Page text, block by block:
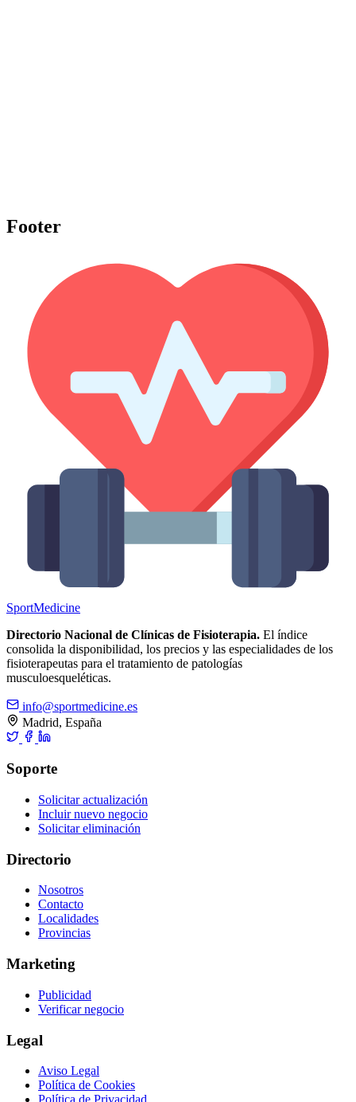
Footer
SportMedicine
Directorio Nacional de Clínicas de Fisioterapia. El índice
consolida la disponibilidad, los precios y las especialidades de los
fisioterapeutas para el tratamiento de patologías
musculoesqueléticas.
info@sportmedicine.es
Madrid, España
Soporte
Solicitar actualización
Incluir nuevo negocio
Solicitar eliminación
Directorio
Nosotros
Contacto
Localidades
Provincias
Marketing
Publicidad
Verificar negocio
Legal
Aviso Legal
Política de Cookies